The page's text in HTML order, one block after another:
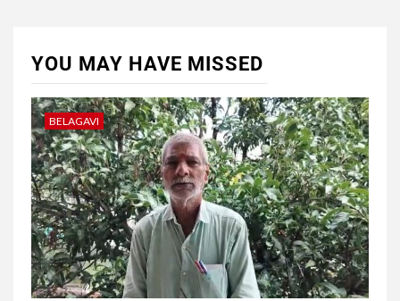
YOU MAY HAVE MISSED
BELAGAVI